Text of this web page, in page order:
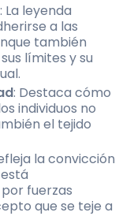
: La leyenda
a las
también
límites y su
: Destaca cómo
individuos no
el tejido
la convicción
fuerzas
que se teje a